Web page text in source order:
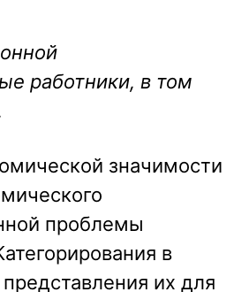
работники, ‎в том
значимости
проблемы
в
их для